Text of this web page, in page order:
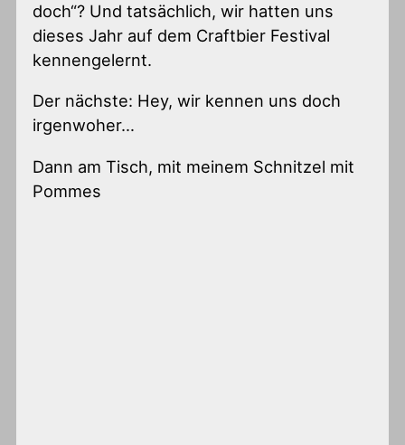
doch“? Und tatsächlich, wir hatten uns
dieses Jahr auf dem Craftbier Festival
kennengelernt.
Der nächste: Hey, wir kennen uns doch
irgenwoher…
Dann am Tisch, mit meinem Schnitzel mit
Pommes